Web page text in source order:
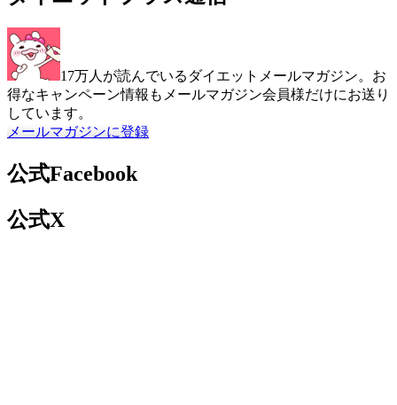
17万人が読んでいるダイエットメールマガジン。お
得なキャンペーン情報もメールマガジン会員様だけにお送り
しています。
メールマガジンに登録
公式Facebook
公式X